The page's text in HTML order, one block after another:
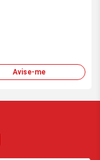
Avise-me